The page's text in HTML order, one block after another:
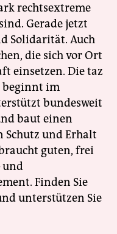
rechtsextreme
Gerade jetzt
Solidarität. Auch
die sich vor Ort
einsetzen. Die taz
beginnt im
bundesweit
baut einen
Schutz und Erhalt
guten, frei
und
Finden Sie
unterstützen Sie